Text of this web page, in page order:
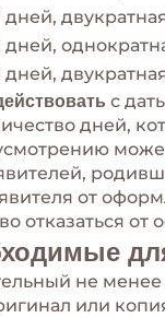
с
дней,
от
отказаться
не
или